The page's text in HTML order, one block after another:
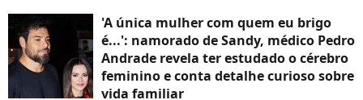
'A única mulher com quem eu brigo
é...': namorado de Sandy, médico Pedro
Andrade revela ter estudado o cérebro
feminino e conta detalhe curioso sobre
vida familiar